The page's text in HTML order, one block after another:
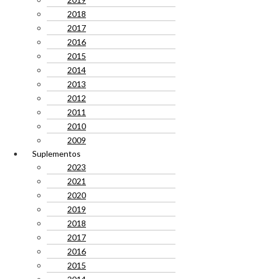
2018
2017
2016
2015
2014
2013
2012
2011
2010
2009
Suplementos
2023
2021
2020
2019
2018
2017
2016
2015